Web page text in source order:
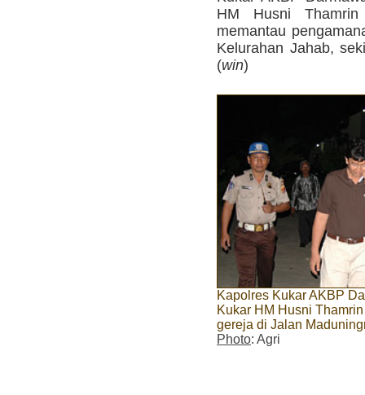
HM Husni Thamrin
memantau
Kelurahan Jahab,
(win)
Kapolres Kukar AKBP
Kukar HM Husni
gereja di Jalan
Photo: Agri